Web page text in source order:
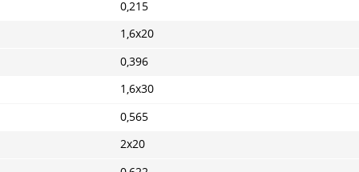
0,215
1,6x20
0,396
1,6x30
0,565
2x20